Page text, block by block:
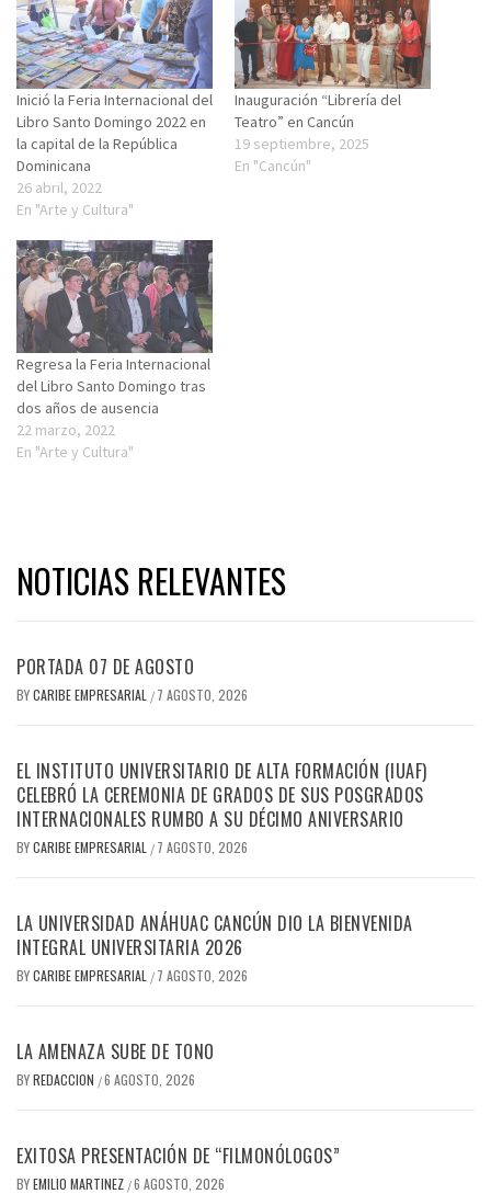
Inició la Feria Internacional del
Libro Santo Domingo 2022 en
la capital de la República
Dominicana
26 abril, 2022
En "Arte y Cultura"
Inauguración “Librería del
Teatro” en Cancún
19 septiembre, 2025
En "Cancún"
Regresa la Feria Internacional
del Libro Santo Domingo tras
dos años de ausencia
22 marzo, 2022
En "Arte y Cultura"
NOTICIAS RELEVANTES
PORTADA 07 DE AGOSTO
BYCARIBE EMPRESARIAL / 7 AGOSTO, 2026
EL INSTITUTO UNIVERSITARIO DE ALTA FORMACIÓN (IUAF)
CELEBRÓ LA CEREMONIA DE GRADOS DE SUS POSGRADOS
INTERNACIONALES RUMBO A SU DÉCIMO ANIVERSARIO
BYCARIBE EMPRESARIAL / 7 AGOSTO, 2026
LA UNIVERSIDAD ANÁHUAC CANCÚN DIO LA BIENVENIDA
INTEGRAL UNIVERSITARIA 2026
BYCARIBE EMPRESARIAL / 7 AGOSTO, 2026
LA AMENAZA SUBE DE TONO
BYREDACCION /6 AGOSTO, 2026
EXITOSA PRESENTACIÓN DE “FILMONÓLOGOS”
BYEMILIO MARTINEZ /6 AGOSTO, 2026